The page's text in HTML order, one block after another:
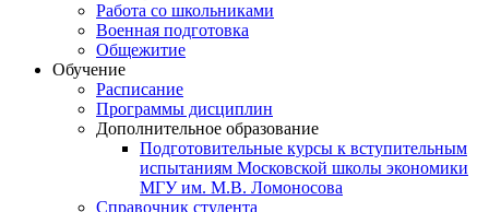
Работа со школьниками
Военная подготовка
Общежитие
Обучение
Расписание
Программы дисциплин
Дополнительное образование
Подготовительные курсы к вступительным
испытаниям Московской школы экономики
МГУ им. М.В. Ломоносова
Справочник студента